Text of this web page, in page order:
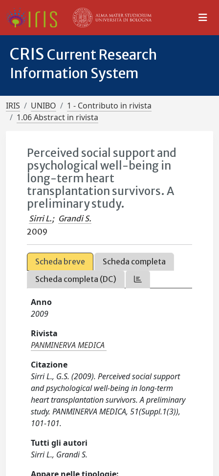
CRIS Current Research
Information System
IRIS UNIBO
1 - Contributo in rivista
1.06 Abstract in rivista
Perceived social support and
psychological well-being in
long-term heart
transplantation survivors. A
preliminary study.
Sirri L.; Grandi S.
2009
Scheda breve
Scheda completa
Scheda completa (DC)
Anno
2009
Rivista
PANMINERVA MEDICA
Citazione
Sirri L., G.S. (2009). Perceived social support
and psychological well-being in long-term
heart transplantation survivors. A preliminary
study. PANMINERVA MEDICA, 51(Suppl.1(3)),
101-101.
Tutti gli autori
Sirri L., Grandi S.